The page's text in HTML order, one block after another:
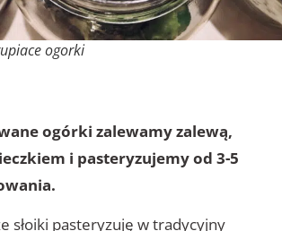
ogorki
ogórki zalewamy zalewą,
i pasteryzujemy od 3-5
słoiki pasteryzuję w tradycyjny